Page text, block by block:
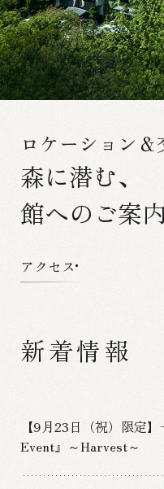
ロケーション
森に潜む、
館へのご案
アクセス
新着情報
【9月23日（祝）限定
Event』～Harvest～